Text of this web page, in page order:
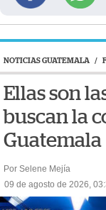
NOTICIAS GUATEMALA /
Ellas son
buscan la
Guatemala
Por Selene Mejía
09 de agosto de 2026,